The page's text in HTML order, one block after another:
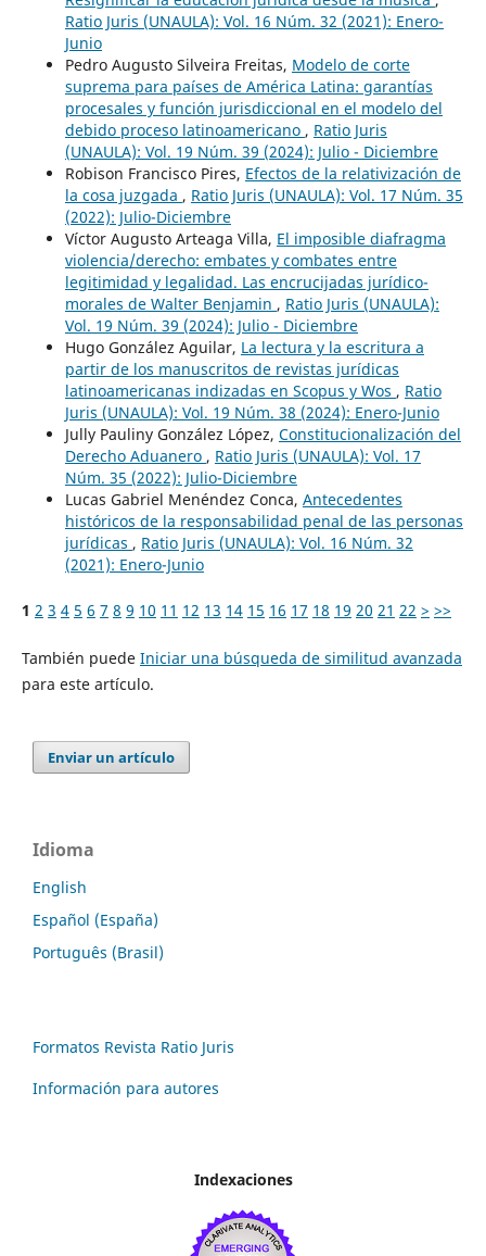
Ratio Juris (UNAULA): Vol. 16 Núm. 32 (2021): Enero-
Junio
Pedro Augusto Silveira Freitas, Modelo de corte
suprema para países de América Latina: garantías
procesales y función jurisdiccional en el modelo del
debido proceso latinoamericano , Ratio Juris
(UNAULA): Vol. 19 Núm. 39 (2024): Julio - Diciembre
Robison Francisco Pires, Efectos de la relativización de
la cosa juzgada , Ratio Juris (UNAULA): Vol. 17 Núm. 35
(2022): Julio-Diciembre
Víctor Augusto Arteaga Villa, El imposible diafragma
violencia/derecho: embates y combates entre
legitimidad y legalidad. Las encrucijadas jurídico-
morales de Walter Benjamin , Ratio Juris (UNAULA):
Vol. 19 Núm. 39 (2024): Julio - Diciembre
Hugo González Aguilar, La lectura y la escritura a
partir de los manuscritos de revistas jurídicas
latinoamericanas indizadas en Scopus y Wos , Ratio
Juris (UNAULA): Vol. 19 Núm. 38 (2024): Enero-Junio
Jully Pauliny González López, Constitucionalización del
Derecho Aduanero , Ratio Juris (UNAULA): Vol. 17
Núm. 35 (2022): Julio-Diciembre
Lucas Gabriel Menéndez Conca, Antecedentes
históricos de la responsabilidad penal de las personas
jurídicas , Ratio Juris (UNAULA): Vol. 16 Núm. 32
(2021): Enero-Junio
1 2 3 4 5 6 7 8 9 10 11 12 13 14 15 16 17 18 19 20 21 22 > >>
También puede Iniciar una búsqueda de similitud avanzada
para este artículo.
Enviar un artículo
Idioma
English
Español (España)
Português (Brasil)
Formatos Revista Ratio Juris
Información para autores
Indexaciones